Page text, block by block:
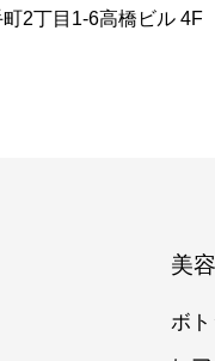
2丁目1-6高橋ビル 4F
美
ボ